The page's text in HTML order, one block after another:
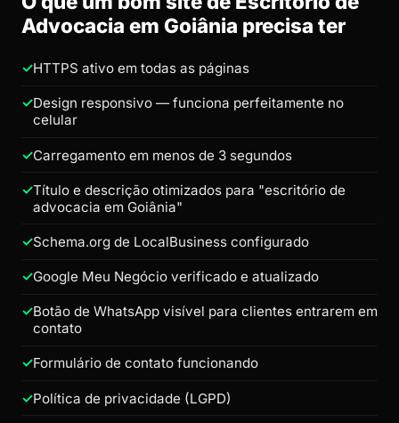
Advocacia em Goiânia precisa ter
HTTPS ativo em todas as páginas
Design responsivo — funciona perfeitamente no
celular
Carregamento em menos de 3 segundos
Título e descrição otimizados para "escritório de
advocacia em Goiânia"
Schema.org de LocalBusiness configurado
Google Meu Negócio verificado e atualizado
Botão de WhatsApp visível para clientes entrarem em
contato
Formulário de contato funcionando
Política de privacidade (LGPD)